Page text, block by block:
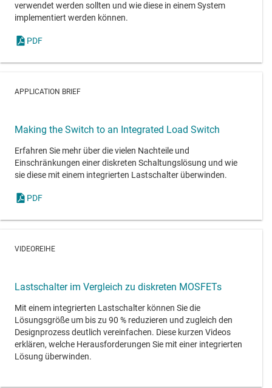
verwendet werden sollten und wie diese in einem System
implementiert werden können.
PDF
APPLICATION BRIEF
Making the Switch to an Integrated Load Switch
Erfahren Sie mehr über die vielen Nachteile und
Einschränkungen einer diskreten Schaltungslösung und wie
sie diese mit einem integrierten Lastschalter überwinden.
PDF
VIDEOREIHE
Lastschalter im Vergleich zu diskreten MOSFETs
Mit einem integrierten Lastschalter können Sie die
Lösungsgröße um bis zu 90 % reduzieren und zugleich den
Designprozess deutlich vereinfachen. Diese kurzen Videos
erklären, welche Herausforderungen Sie mit einer integrierten
Lösung überwinden.